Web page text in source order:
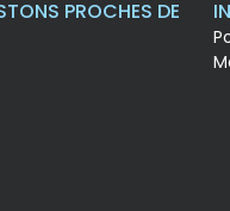
PROCHES DE